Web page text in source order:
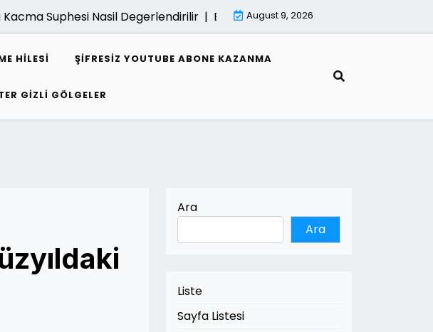
Suphesi Nasil Degerlendirilir |E Fatura Hata Mesajlari Ve Cozumleri |
August 9, 2026
HILESI ŞIFRESIZ YOUTUBE ABONE KAZANMA
GIZLI GÖLGELER
Ara
Ara
Liste
Sayfa Listesi